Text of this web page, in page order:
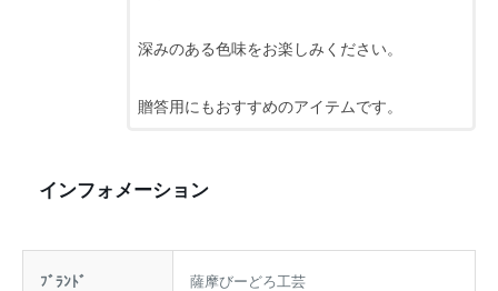
深みのある色味をお楽しみください。
贈答用にもおすすめのアイテムです。
インフォメーション
ﾌﾞﾗﾝﾄﾞ 薩摩びーどろ工芸